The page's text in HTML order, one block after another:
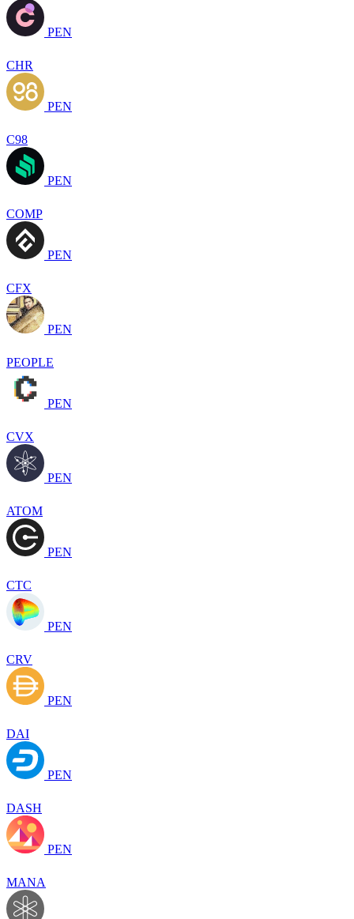
PEN
CHR
PEN
C98
PEN
COMP
PEN
CFX
PEN
PEOPLE
PEN
CVX
PEN
ATOM
PEN
CTC
PEN
CRV
PEN
DAI
PEN
DASH
PEN
MANA